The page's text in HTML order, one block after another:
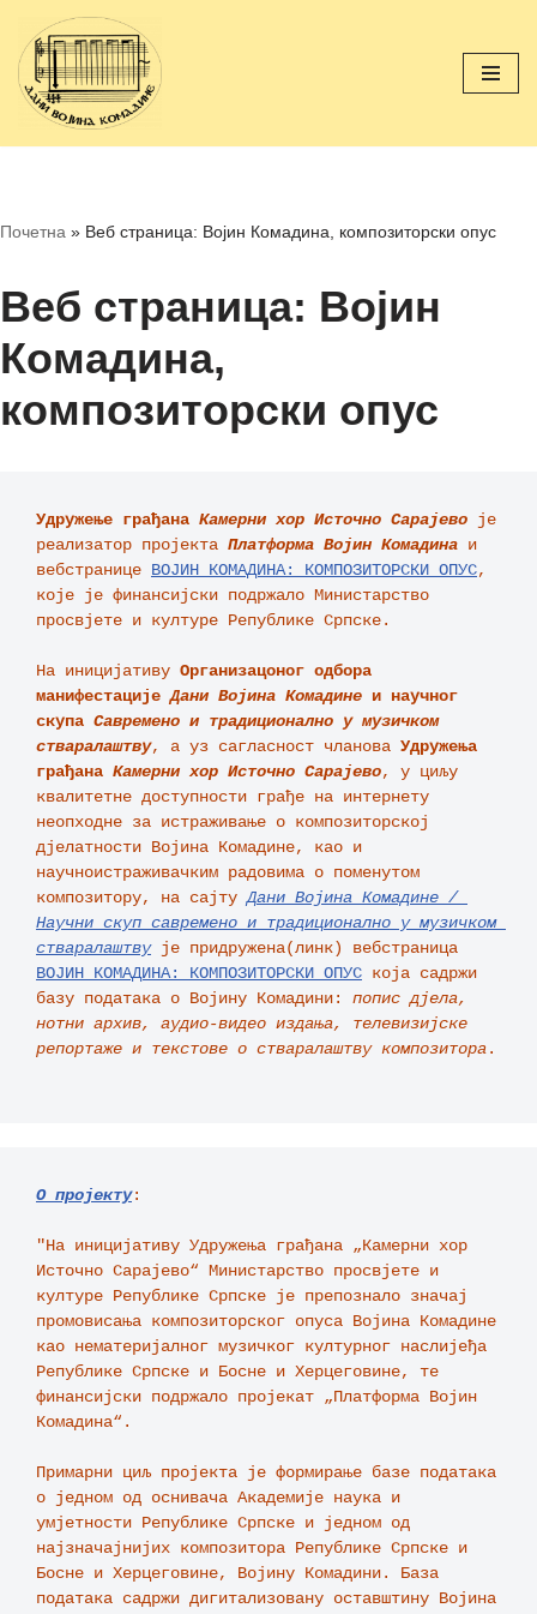
Скочи
на
садржај
Почетна » Веб страница: Војин Комадина, композиторски опус
Веб страница: Војин
Комадина,
композиторски опус
Удружење грађана Камерни хор Источно Сарајево је
реализатор пројекта Платформа Војин Комадина и
вебстранице ВОЈИН КОМАДИНА: КОМПОЗИТОРСКИ ОПУС,
које је финансијски подржало Министарство
просвјете и културе Републике Српске.
На иницијативу Организацоног одбора
манифестације Дани Војина Комадине и научног
скупа Савремено и традиционално у музичком
стваралаштву, а уз сагласност чланова Удружења
грађана Камерни хор Источно Сарајево, у циљу
квалитетне доступности грађе на интернету
неопходне за истраживање о композиторској
дјелатности Војина Комадине, као и
научноистраживачким радовима о поменутом
композитору, на сајту Дани Војина Комадине /
Научни скуп савремено и традиционално у музичком
стваралаштву
ВОЈИН КОМАДИНА: КОМПОЗИТОРСКИ ОПУС која садржи
базу података о Војину Комадини: попис дјела,
нотни архив, аудио-видео издања, телевизијске
репортаже и текстове о стваралаштву композитора .
О пројекту:
"На иницијативу Удружења грађана „Камерни хор
Источно Сарајево“ Министарство просвјете и
културе Републике Српске је препознало значај
промовисања композиторског опуса Војина Комадине
као нематеријалног музичког културног наслијеђа
Републике Српске и Босне и Херцеговине, те
финансијски подржало пројекат „Платформа Војин
Комадина“.
Примарни циљ пројекта је формирање базе података
о једном од оснивача Академије наука и
умјетности Републике Српске и једном од
најзначајнијих композитора Републике Српске и
Босне и Херцеговине, Војину Комадини. База
података садржи дигитализовану оставштину Војина